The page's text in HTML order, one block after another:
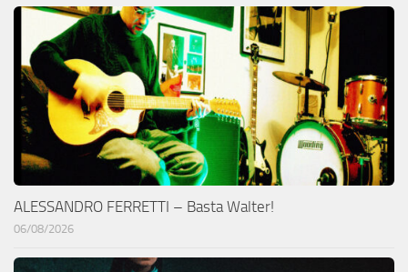
ALESSANDRO FERRETTI – Basta Walter!
06/08/2026